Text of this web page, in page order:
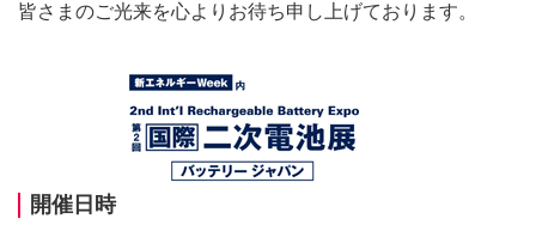
皆さまのご光来を心よりお待ち申し上げております。
開催日時